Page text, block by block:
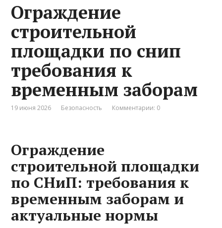
Ограждение
строительной
площадки по снип
требования к
временным заборам
19 июня 2026 Безопасность Комментарии: 0
Ограждение
строительной площадки
по СНиП: требования к
временным заборам и
актуальные нормы